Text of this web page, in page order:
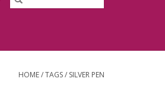
HOME/TAGS/ SILVER PEN